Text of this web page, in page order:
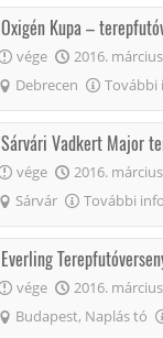
Oxigén Kupa –
vége 2016.
Debrecen
További
Sárvári Vadkert Major
vége 2016.
Sárvár
További info
Everling
vége 2016.
Budapest, Naplás tó